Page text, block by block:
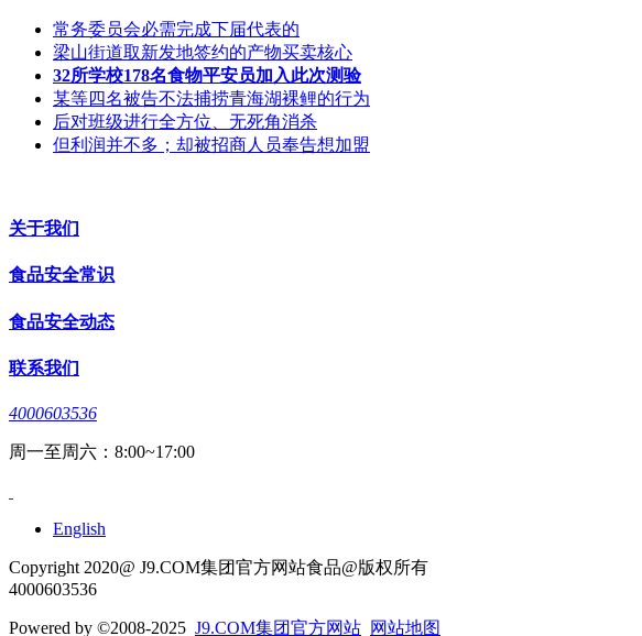
常务委员会必需完成下届代表的
梁山街道取新发地签约的产物买卖核心
32所学校178名食物平安员加入此次测验
某等四名被告不法捕捞青海湖裸鲤的行为
后对班级进行全方位、无死角消杀
但利润并不多；却被招商人员奉告想加盟
关于我们
食品安全常识
食品安全动态
联系我们
4000603536
周一至周六：8:00~17:00
English
Copyright 2020@ J9.COM集团官方网站食品@版权所有
4000603536
Powered by ©2008-2025 J9.COM集团官方网站 网站地图